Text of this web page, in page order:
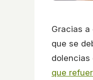
Gracias
que se
dolencias
que